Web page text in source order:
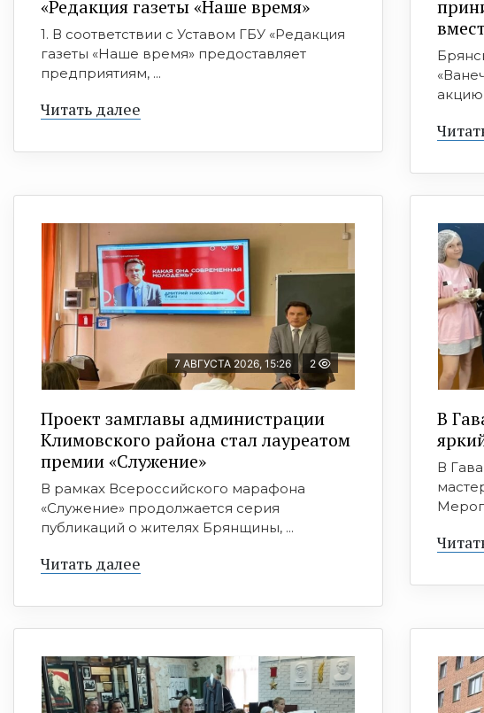
«Редакция газеты «Наше время»
1. В соответствии с Уставом ГБУ «Редакция
газеты «Наше время» предоставляет
предприятиям, ...
Читать далее
акцию
7 АВГУСТА 2026, 15:26 2
Проект замглавы администрации
Климовского района стал лауреатом
премии «Служение»
В рамках Всероссийского марафона
«Служение» продолжается серия
публикаций о жителях Брянщины, ...
Читать далее
В
В